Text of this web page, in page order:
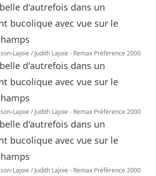
Lajoie / Judith Lajoie - Remax Préférence 2000
Lajoie / Judith Lajoie - Remax Préférence 2000
Lajoie / Judith Lajoie - Remax Préférence 2000